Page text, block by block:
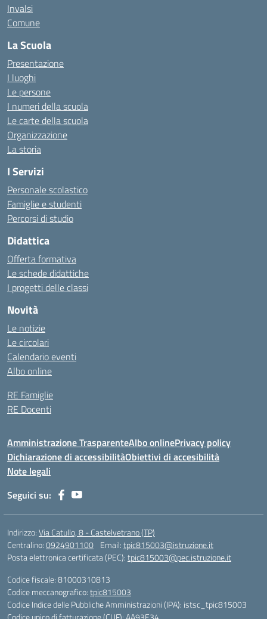
Invalsi
Comune
La Scuola
Presentazione
I luoghi
Le persone
I numeri della scuola
Le carte della scuola
Organizzazione
La storia
I Servizi
Personale scolastico
Famiglie e studenti
Percorsi di studio
Didattica
Offerta formativa
Le schede didattiche
I progetti delle classi
Novità
Le notizie
Le circolari
Calendario eventi
Albo online
RE Famiglie
RE Docenti
Amministrazione TrasparenteAlbo onlinePrivacy policy
Dichiarazione di accessibilitàObiettivi di accesibilità
Note legali
Seguici su:
Indirizzo:Via Catullo, 8 - Castelvetrano (TP)
Centralino:0924901100 Email:tpic815003@istruzione.it
Posta elettronica certificata (PEC):tpic815003@pec.istruzione.it
Codice fiscale: 81000310813
Codice meccanografico:tpic815003
Codice Indice delle Pubbliche Amministrazioni (IPA): istsc_tpic815003